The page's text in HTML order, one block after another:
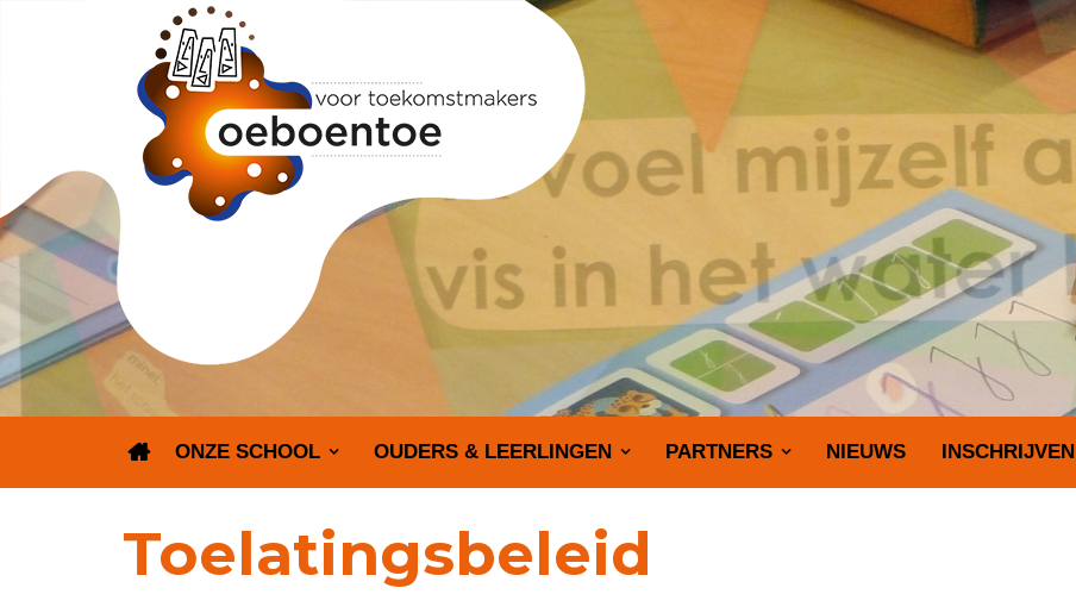
ONZE SCHOOL OUDERS & LEERLINGEN PARTNERS NIEUWS INSCHRIJVEN
Toelatingsbeleid